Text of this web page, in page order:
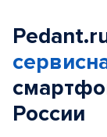
России